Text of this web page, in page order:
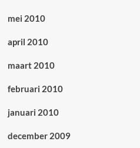
mei 2010
april 2010
maart 2010
februari 2010
januari 2010
december 2009